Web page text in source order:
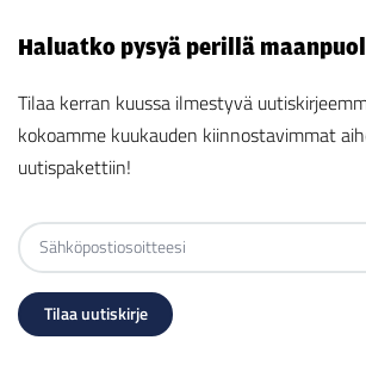
Haluatko pysyä perillä
Tilaa kerran kuussa ilmestyvä
kokoamme kuukauden kiinnostavimmat
uutispakettiin!